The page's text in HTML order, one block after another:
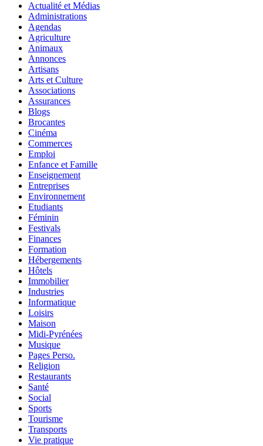
Actualité et Médias
Administrations
Agendas
Agriculture
Animaux
Annonces
Artisans
Arts et Culture
Associations
Assurances
Blogs
Brocantes
Cinéma
Commerces
Emploi
Enfance et Famille
Enseignement
Entreprises
Environnement
Etudiants
Féminin
Festivals
Finances
Formation
Hébergements
Hôtels
Immobilier
Industries
Informatique
Loisirs
Maison
Midi-Pyrénées
Musique
Pages Perso.
Religion
Restaurants
Santé
Social
Sports
Tourisme
Transports
Vie pratique